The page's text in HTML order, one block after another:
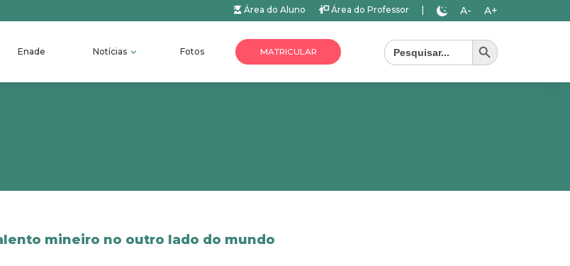
Área do Aluno Área do Professor A- A+
Enade Notícias Fotos MATRICULAR
Search
for:
Search Button
mineiro no outro lado do mundo